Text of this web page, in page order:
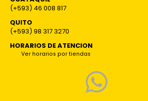
(+593) 46 008 817
QUITO
(+593) 98 317 3270
HORARIOS DE ATENCION
Ver horarios por tiendas